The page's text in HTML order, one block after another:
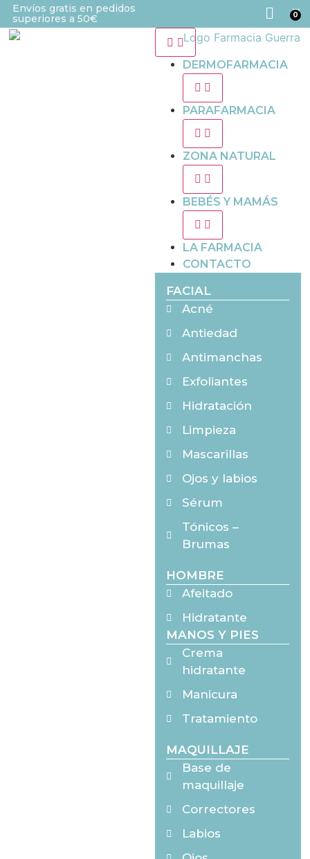
Envíos gratis en pedidos
superiores a 50€
0
DERMOFARMACIA
PARAFARMACIA
ZONA NATURAL
BEBÉS Y MAMÁS
LA FARMACIA
CONTACTO
FACIAL
Acné
Antiedad
Antimanchas
Exfoliantes
Hidratación
Limpieza
Mascarillas
Ojos y labios
Sérum
Tónicos –
Brumas
HOMBRE
Afeitado
Hidratante
MANOS Y PIES
Crema
hidratante
Manicura
Tratamiento
MAQUILLAJE
Base de
maquillaje
Correctores
Labios